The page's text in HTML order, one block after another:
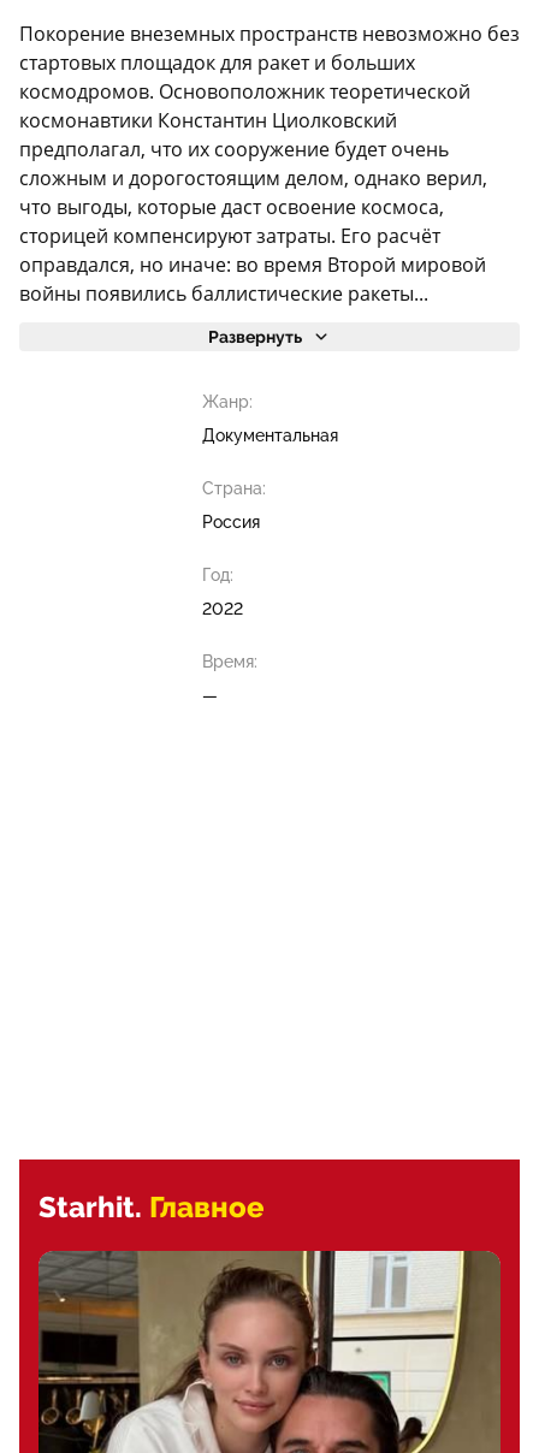
Покорение внеземных пространств невозможно без
стартовых площадок для ракет и больших
космодромов. Основоположник теоретической
космонавтики Константин Циолковский
предполагал, что их сооружение будет очень
сложным и дорогостоящим делом, однако верил,
что выгоды, которые даст освоение космоса,
сторицей компенсируют затраты. Его расчёт
оправдался, но иначе: во время Второй мировой
войны появились баллистические ракеты...
Развернуть
Жанр:
Документальная
Страна:
Россия
Год:
2022
Время:
—
Starhit. Главное